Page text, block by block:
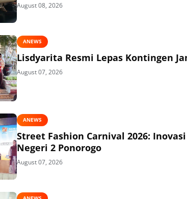
August 08, 2026
ANEWS
Lisdyarita Resmi Lepas Kontingen
August 07, 2026
ANEWS
Street Fashion Carnival 2026:
Negeri 2 Ponorogo
August 07, 2026